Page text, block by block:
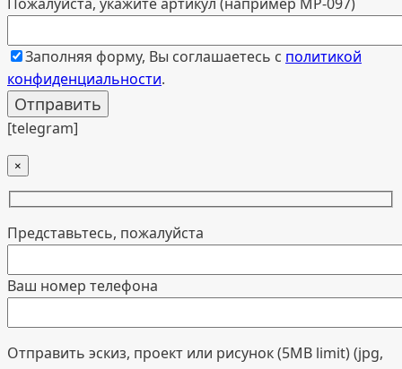
Заполняя форму, Вы соглашаетесь с политикой
конфиденциальности.
[telegram]
×
Представьтесь, пожалуйста
Ваш номер телефона
Отправить эскиз, проект или рисунок (5MB limit) (jpg,